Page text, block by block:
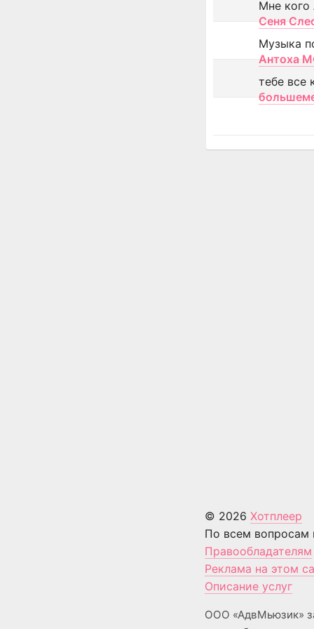
Мне кого
Сеня
Музыка
Антоха
тебе все
© 2026 Хотплеер
По всем вопросам
Правообладателям
Реклама на этом
Описание услуг
ООО «АдвМьюзик»